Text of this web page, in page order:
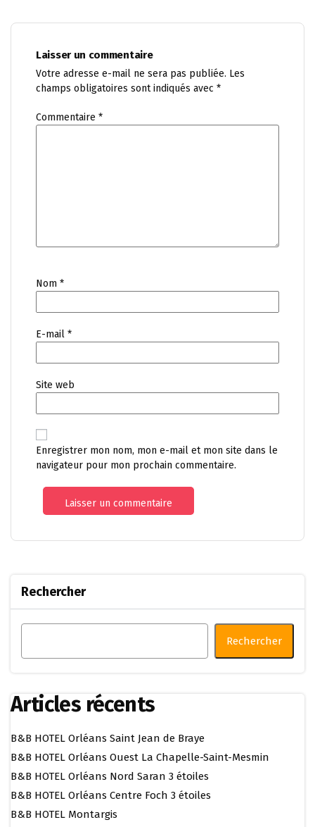
Laisser un commentaire
Votre adresse e-mail ne sera pas publiée. Les
champs obligatoires sont indiqués avec *
Commentaire *
Nom *
E-mail *
Site web
Enregistrer mon nom, mon e-mail et mon site dans le
navigateur pour mon prochain commentaire.
Rechercher
Rechercher
Articles récents
B&B HOTEL Orléans Saint Jean de Braye
B&B HOTEL Orléans Ouest La Chapelle-Saint-Mesmin
B&B HOTEL Orléans Nord Saran 3 étoiles
B&B HOTEL Orléans Centre Foch 3 étoiles
B&B HOTEL Montargis